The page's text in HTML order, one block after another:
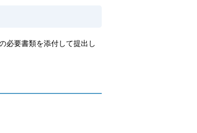
必要書類を添付して提出し